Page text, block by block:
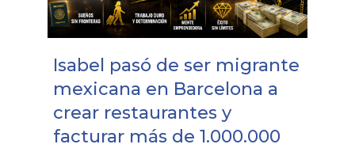
Isabel pasó de ser migrante
mexicana en Barcelona a
crear restaurantes y
facturar más de 1.000.000